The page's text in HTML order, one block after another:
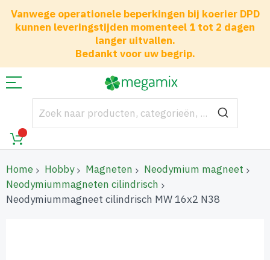
Vanwege operationele beperkingen bij koerier DPD
kunnen leveringstijden momenteel 1 tot 2 dagen
langer uitvallen.
Bedankt voor uw begrip.
Home Hobby Magneten
Neodymium magneet
Neodymiummagneten cilindrisch
Neodymiummagneet cilindrisch MW 16x2 N38